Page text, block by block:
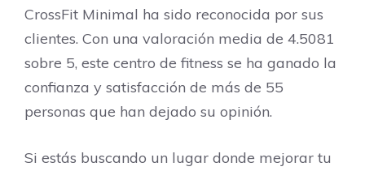
CrossFit Minimal ha sido reconocida por sus
clientes. Con una valoración media de 4.5081
sobre 5, este centro de fitness se ha ganado la
confianza y satisfacción de más de 55
personas que han dejado su opinión.
Si estás buscando un lugar donde mejorar tu